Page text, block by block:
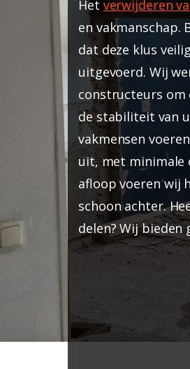
Het verwijderen
en vakmanschap.
dat deze klus
uitgevoerd. Wij
constructeurs om
de stabiliteit van
vakmensen
uit, met minimale
afloop voeren wij
schoon achter.
delen? Wij bieden